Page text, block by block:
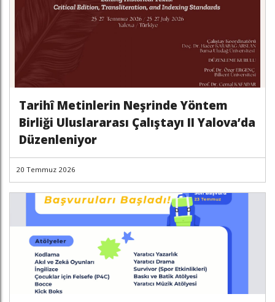
Tarihî Metinlerin Neşrinde Yöntem
Birliği Uluslararası Çalıştayı II Yalova’da
Düzenleniyor
20 Temmuz 2026